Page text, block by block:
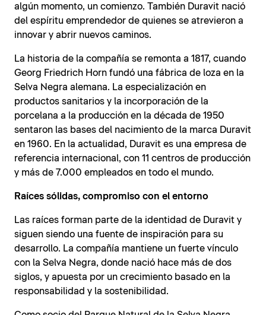
algún momento, un comienzo. También Duravit nació
del espíritu emprendedor de quienes se atrevieron a
innovar y abrir nuevos caminos.
La historia de la compañía se remonta a 1817, cuando
Georg Friedrich Horn fundó una fábrica de loza en la
Selva Negra alemana. La especialización en
productos sanitarios y la incorporación de la
porcelana a la producción en la década de 1950
sentaron las bases del nacimiento de la marca Duravit
en 1960. En la actualidad, Duravit es una empresa de
referencia internacional, con 11 centros de producción
y más de 7.000 empleados en todo el mundo.
Raíces sólidas, compromiso con el entorno
Las raíces forman parte de la identidad de Duravit y
siguen siendo una fuente de inspiración para su
desarrollo. La compañía mantiene un fuerte vínculo
con la Selva Negra, donde nació hace más de dos
siglos, y apuesta por un crecimiento basado en la
responsabilidad y la sostenibilidad.